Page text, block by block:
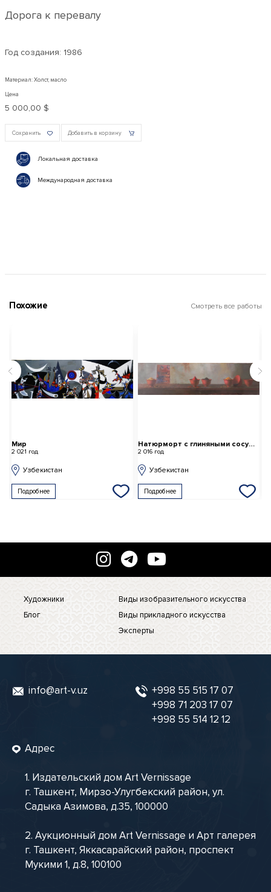
Дорога к перевалу
Год создания: 1986
Материал: Холст, масло
Цена
5 000,00 $
Сохранить Добавить в корзину
Локальная доставка
Международная доставка
Похожие Смотреть все работы
Мир
2 021 год
Узбекистан
Подробнее
Натюрморт с глиняными сосудами
2 016 год
Узбекистан
Подробнее
Художники
Блог
Виды изобразительного искусства
Виды прикладного искусства
Эксперты
info@art-v.uz
+998 55 515 17 07
+998 71 203 17 07
+998 55 514 12 12
Адрес
1. Издательский дом Art Vernissage
г. Ташкент, Мирзо-Улугбекский район, ул.
Садыка Азимова, д.35, 100000
2. Аукционный дом Art Vernissage и Арт галерея
г. Ташкент, Яккасарайский район, проспект
Мукими 1, д.8, 100100